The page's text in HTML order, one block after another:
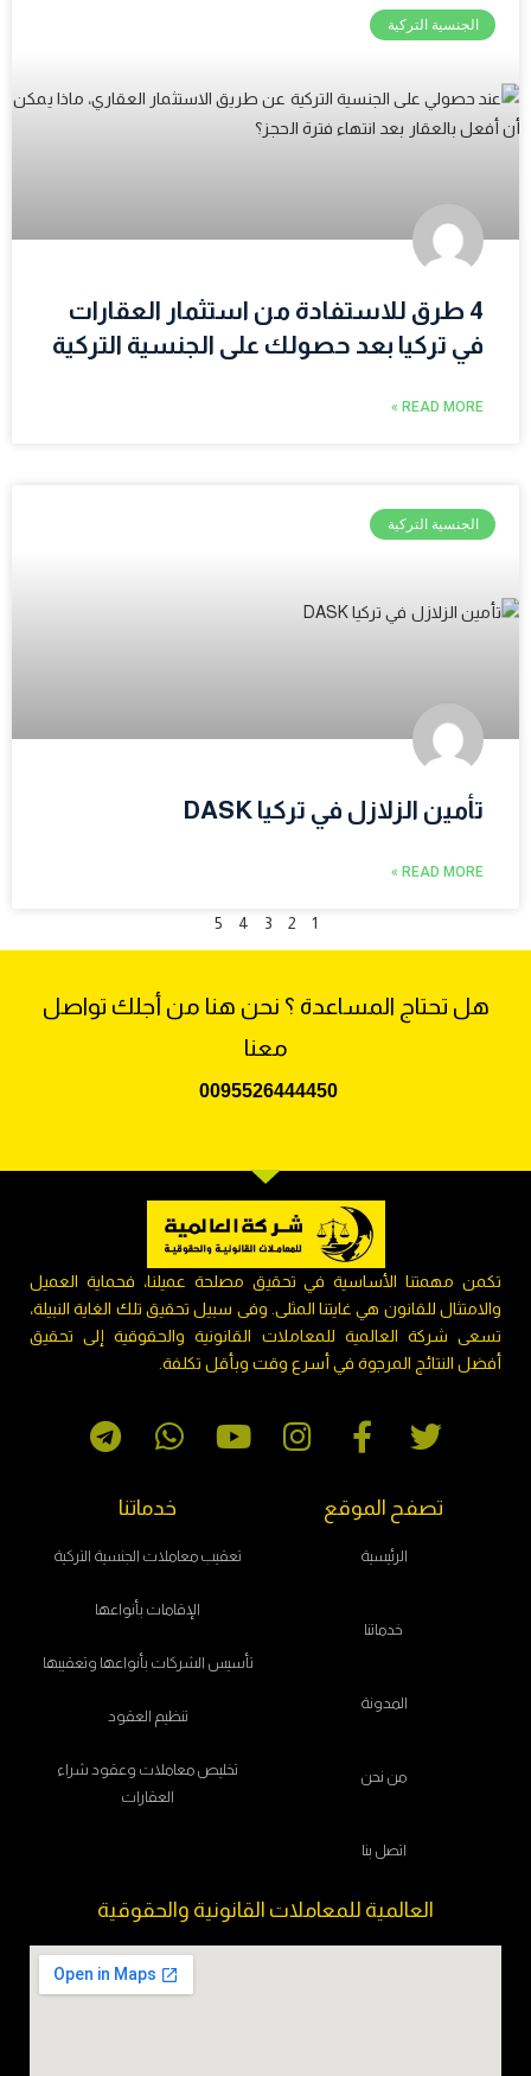
الجنسية التركية
4 طرق للاستفادة من استثمار العقارات
في تركيا بعد حصولك على الجنسية التركية
READ MORE »
الجنسية التركية
تأمين الزلازل في تركيا DASK
READ MORE »
1
2
3
4
5
هل تحتاج المساعدة ؟ نحن هنا من أجلك تواصل
معنا
0095526444450
تكمن مهمتنا الأساسية في تحقيق مصلحة عميلنا، فحماية العميل
والامتثال للقانون هي غايتنا المثلى. وفى سبيل تحقيق تلك الغاية النبيلة،
تسعى شركة العالمية للمعاملات القانونية والحقوقية إلى تحقيق
أفضل النتائج المرجوة في أسرع وقت وبأقل تكلفة.
تصفح الموقع
الرئيسية
خدماتنا
المدونة
من نحن
اتصل بنا
خدماتنا
تعقيب معاملات الجنسية التركية
الإقامات بأنواعها
تأسيس الشركات بأنواعها وتعقيبها
تنظيم العقود
تخليص معاملات وعقود شراء
العقارات
العالمية للمعاملات القانونية والحقوقية